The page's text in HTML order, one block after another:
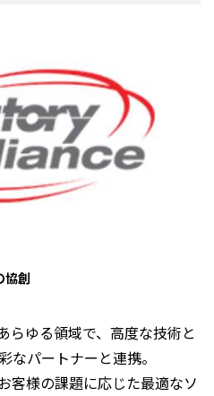
協創
ゆる領域で、高度な技術と
なパートナーと連携。
客様の課題に応じた最適なソ